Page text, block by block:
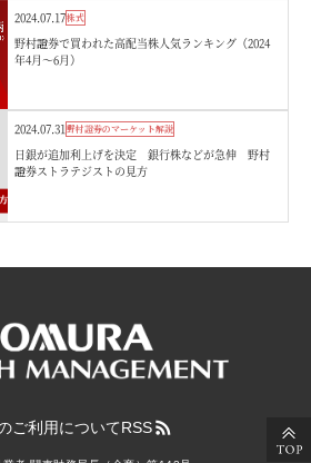
2024.07.17株式
野村證券で買われた高配当株人気ランキング（2024
年4月～6月）
2024.07.31野村證券のマーケット解説
日銀が追加利上げを決定 銀行株などが急伸 野村
證券ストラテジストの見方
ご利用についてRSS